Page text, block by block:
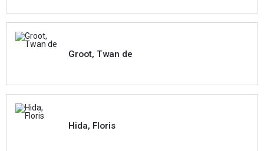
Groot, Twan de
Hida, Floris